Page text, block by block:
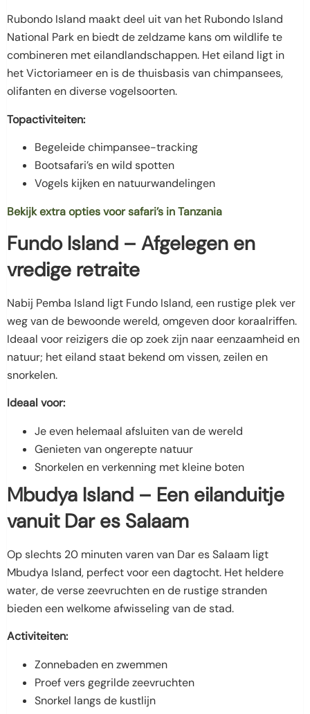
Rubondo Island maakt deel uit van het Rubondo Island
National Park en biedt de zeldzame kans om wildlife te
combineren met eilandlandschappen. Het eiland ligt in
het Victoriameer en is de thuisbasis van chimpansees,
olifanten en diverse vogelsoorten.
Topactiviteiten:
Begeleide chimpansee-tracking
Bootsafari’s en wild spotten
Vogels kijken en natuurwandelingen
Bekijk extra opties voor safari’s in Tanzania
Fundo Island – Afgelegen en
vredige retraite
Nabij Pemba Island ligt Fundo Island, een rustige plek ver
weg van de bewoonde wereld, omgeven door koraalriffen.
Ideaal voor reizigers die op zoek zijn naar eenzaamheid en
natuur; het eiland staat bekend om vissen, zeilen en
snorkelen.
Ideaal voor:
Je even helemaal afsluiten van de wereld
Genieten van ongerepte natuur
Snorkelen en verkenning met kleine boten
Mbudya Island – Een eilanduitje
vanuit Dar es Salaam
Op slechts 20 minuten varen van Dar es Salaam ligt
Mbudya Island, perfect voor een dagtocht. Het heldere
water, de verse zeevruchten en de rustige stranden
bieden een welkome afwisseling van de stad.
Activiteiten:
Zonnebaden en zwemmen
Proef vers gegrilde zeevruchten
Snorkel langs de kustlijn